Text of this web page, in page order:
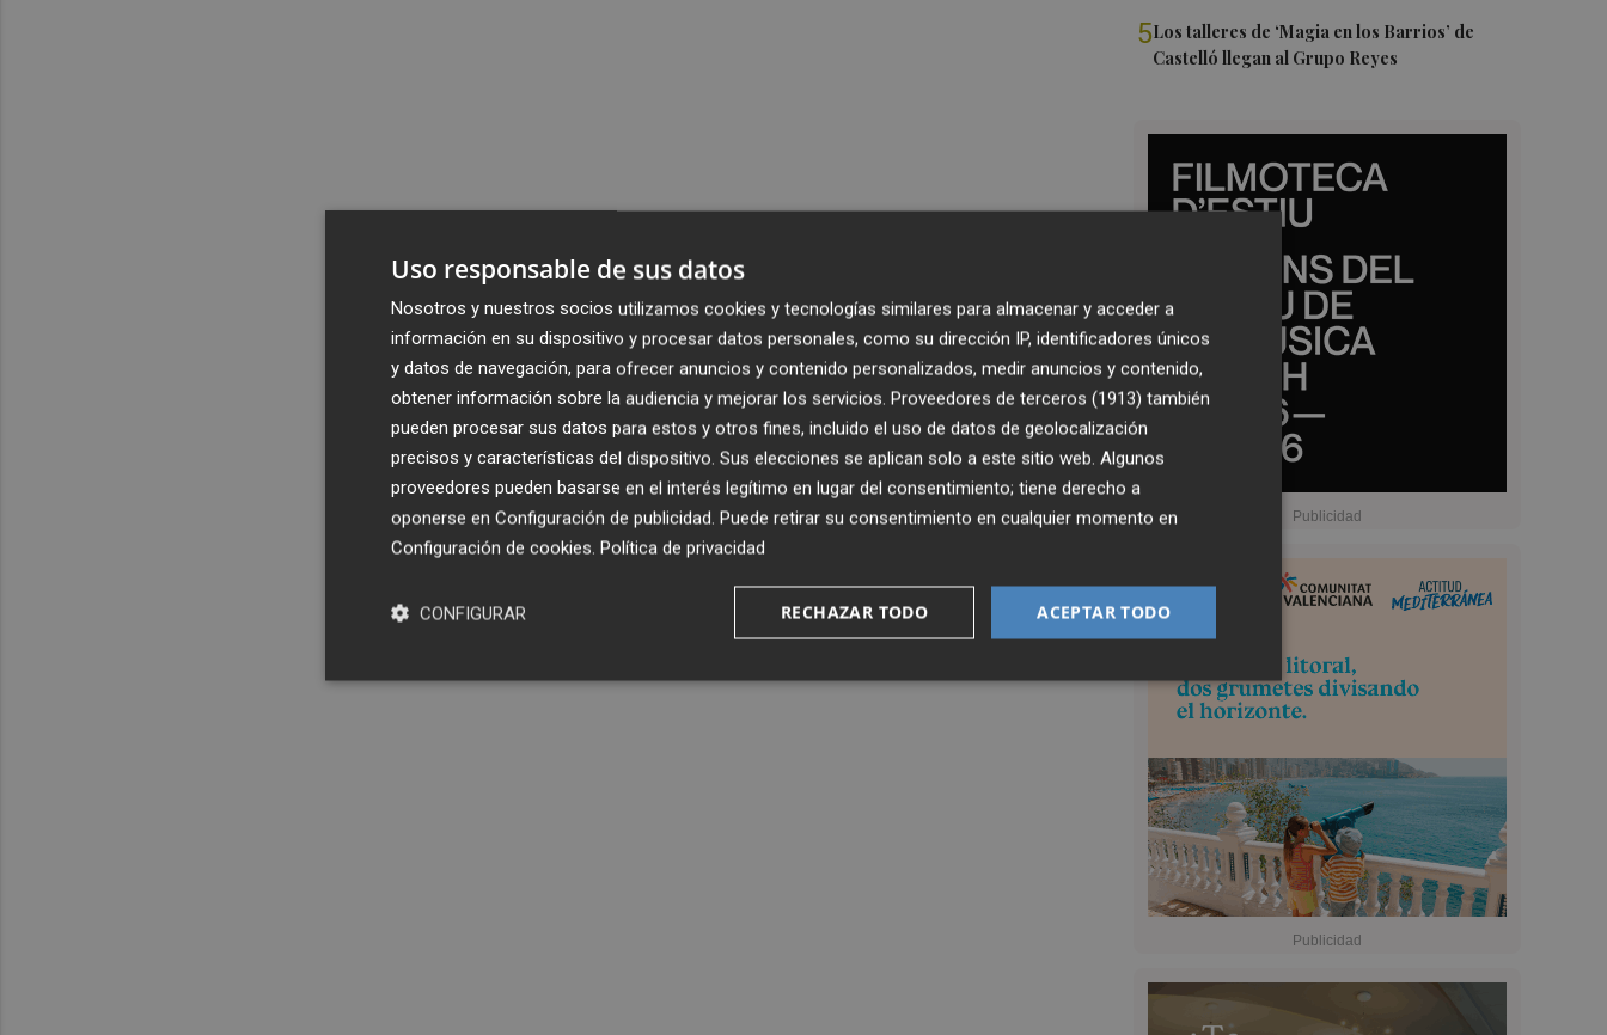
5Los talleres de ‘Magia en los Barrios’ de
Castelló llegan al Grupo Reyes
Uso responsable de sus datos
Nosotros y nuestros socios utilizamos cookies y tecnologías similares para almacenar y acceder a
información en su dispositivo y procesar datos personales, como su dirección IP, identificadores únicos
y datos de navegación, para ofrecer anuncios y contenido personalizados, medir anuncios y contenido,
obtener información sobre la audiencia y mejorar los servicios. Proveedores de terceros (1913) también
pueden procesar sus datos para estos y otros fines, incluido el uso de datos de geolocalización
precisos y características del dispositivo. Sus elecciones se aplican solo a este sitio web. Algunos
proveedores pueden basarse en el interés legítimo en lugar del consentimiento; tiene derecho a
oponerse en Configuración de publicidad. Puede retirar su consentimiento en cualquier momento en
Configuración de cookies. Política de privacidad
ACEPTAR TODO
RECHAZAR TODO
CONFIGURAR